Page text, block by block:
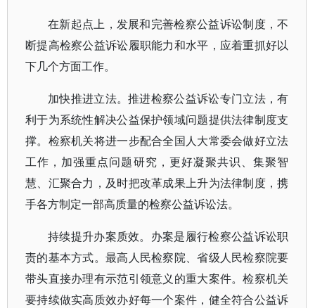
在新起点上，发展和完善检察公益诉讼制度，不
断提高检察公益诉讼履职能力和水平，应着重抓好以
下几个方面工作。
加快推进立法。推进检察公益诉讼专门立法，有
利于为系统性解决公益保护领域问题提供法律制度支
撑。检察机关将进一步配合全国人大常委会做好立法
工作，加强重点问题研究，更好凝聚共识、集聚智
慧、汇聚合力，及时把改革成果上升为法律制度，携
手各方制定一部高质量的检察公益诉讼法。
持续提升办案质效。办案是履行检察公益诉讼职
责的基本方式。最高人民检察院、省级人民检察院要
带头直接办理有示范引领意义的重大案件。检察机关
要持续做实高质效办好每一个案件，健全符合公益诉